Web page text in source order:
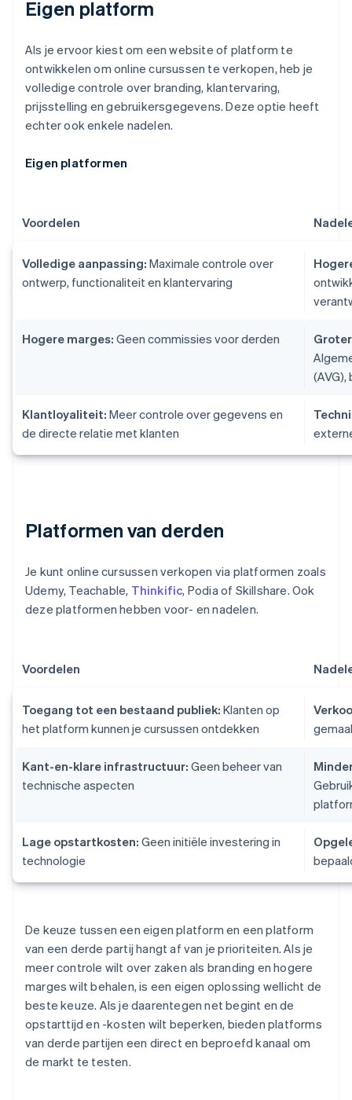
Eigen platform
Als je ervoor kiest om een website of platform te
ontwikkelen om online cursussen te verkopen, heb je
volledige controle over branding, klantervaring,
prijsstelling en gebruikersgegevens. Deze optie heeft
echter ook enkele nadelen.
Eigen platformen
Voordelen
Volledige aanpassing: Maximale controle over
ontwerp, functionaliteit en klantervaring
Hogere marges: Geen commissies voor derden
Klantloyaliteit: Meer controle over gegevens en
de directe relatie met klanten
Platformen van derden
Je kunt online cursussen verkopen via platformen zoals
Udemy, Teachable, Thinkific, Podia of Skillshare. Ook
deze platformen hebben voor- en nadelen.
Voordelen
Toegang tot een bestaand publiek: Klanten op
het platform kunnen je cursussen ontdekken
Kant-en-klare infrastructuur: Geen beheer van
technische aspecten
Lage opstartkosten: Geen initiële investering in
technologie
De keuze tussen een eigen platform en een platform
van een derde partij hangt af van je prioriteiten. Als je
meer controle wilt over zaken als branding en hogere
marges wilt behalen, is een eigen oplossing wellicht de
beste keuze. Als je daarentegen net begint en de
opstarttijd en -kosten wilt beperken, bieden platforms
van derde partijen een direct en beproefd kanaal om
de markt te testen.